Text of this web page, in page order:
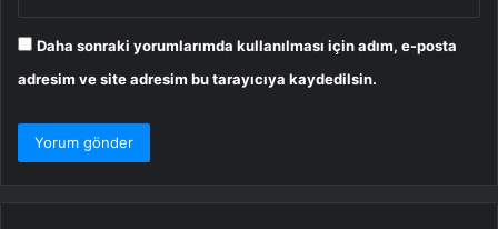
Daha sonraki yorumlarımda kullanılması için adım, e-posta
adresim ve site adresim bu tarayıcıya kaydedilsin.